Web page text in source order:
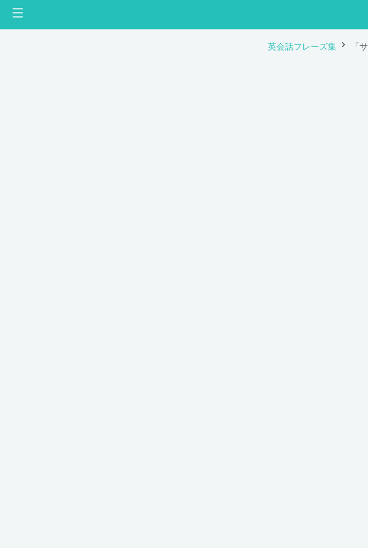
英会話フレーズ集